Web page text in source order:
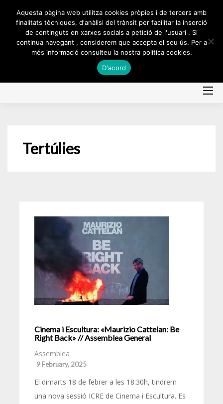
Tertúlies
Cinema i Escultura: «Maurizio Cattelan: Be
Right Back» // Assemblea General
Assemblea
9 February, 2025
El dimarts 18 de febrer a les 18:30h, tindrem
una nova sessió ICRE de Cinema i Escultura. Es
Aquesta pàgina web utilitza cookies pròpies i de tercers amb
finalitats tècniques, d'anàlisi del trànsit per facilitar la inserció
de continguts en xarxes socials a petició de l'usuari . Si
continua navegant , considerem que accepta el seu ús. Per a
més informació consulteu la nostra política cookies.
D'acord